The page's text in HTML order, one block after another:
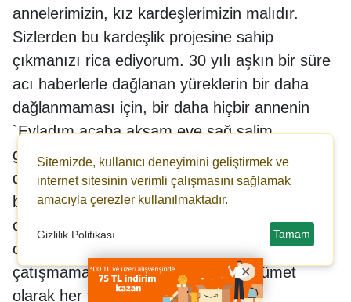
annelerimizin, kız kardeşlerimizin malıdır.
Sizlerden bu kardeşlik projesine sahip
çıkmanızı rica ediyorum. 30 yılı aşkın bir süre
acı haberlerle dağlanan yüreklerin bir daha
dağlanmaması için, bir daha hiçbir annenin
`Evladım acaba akşam eve sağ salim
gelebilecek mi` diye düşünmemesi için, bir
daha ezelde ve ebette kardeş olmuş olanların,
bu güzel Mardin`de yan yana, içi içe yaşamış
olanların, Türkiye`de yan yana, iç içe yaşamış
olanların karşı karşıya şu veya bu şekilde
çatışmamaları için biz devlet ve hükümet
olarak her türlü çabayı gösterdik,
Sitemizde, kullanıcı deneyimini geliştirmek ve
internet sitesinin verimli çalışmasını sağlamak
amacıyla çerezler kullanılmaktadır.
Gizlilik Politikası Tamam